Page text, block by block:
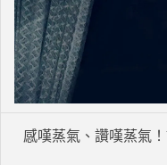
感嘆蒸氣、讚嘆蒸氣